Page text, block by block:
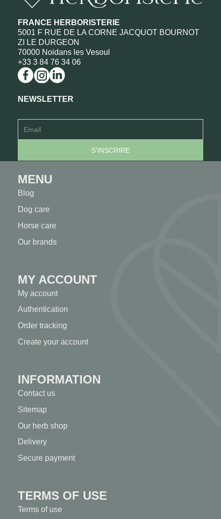
FRANCE HERBORISTERIE
5001 F RUE DE LA CORNE JACQUOT BOURNOT
ZI LE DURGEON
70000 Noidans les Vesoul
+33 3 84 76 34 06
NEWSLETTER
MENU
Blog
Dog care
Horse care
Our brands
MY ACCOUNT
My account
Authentication
Order tracking
Create your account
INFORMATION
Contact us
Sitemap
Our herb shop
Delivery
Secure payment
TERMS OF USE
Terms of use